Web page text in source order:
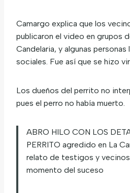
Camargo explica que los
publicaron el video en grupos
Candelaria, y algunas
sociales. Fue así que se hizo
Los dueños del perrito no
pues el perro no había muerto.
ABRO HILO CON LOS
PERRITO agredido en La
relato de testigos y
momento del suceso